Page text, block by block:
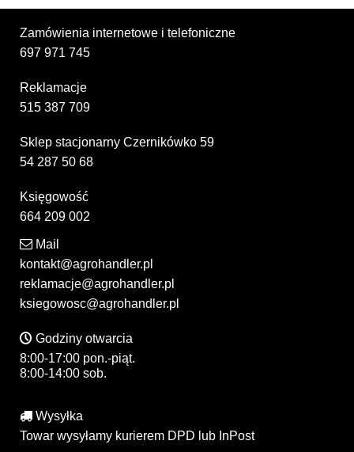
Zamówienia internetowe i telefoniczne
697 971 745
Reklamacje
515 387 709
Sklep stacjonarny Czernikówko 59
54 287 50 68
Księgowość
664 209 002
Mail
kontakt@agrohandler.pl
reklamacje@agrohandler.pl
ksiegowosc@agrohandler.pl
Godziny otwarcia
8:00-17:00 pon.-piąt.
8:00-14:00 sob.
Wysyłka
Towar wysyłamy kurierem DPD lub InPost